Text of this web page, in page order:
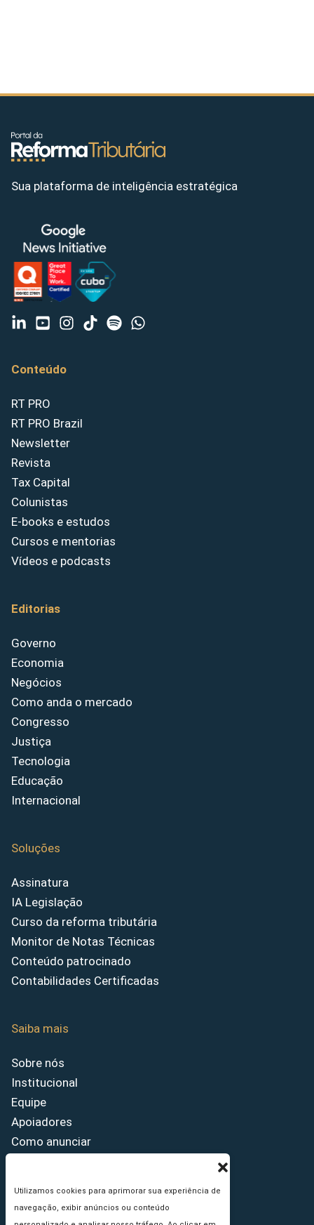
Utilizamos cookies para aprimorar sua experiência de
navegação, exibir anúncios ou conteúdo
Sua plataforma de inteligência estratégica
Conteúdo
RT PRO
RT PRO Brazil
Newsletter
Revista
Tax Capital
Colunistas
E-books e estudos
Cursos e mentorias
Vídeos e podcasts
Editorias
Governo
Economia
Negócios
Como anda o mercado
Congresso
Justiça
Tecnologia
Educação
Internacional
Soluções
Assinatura
IA Legislação
Curso da reforma tributária
Monitor de Notas Técnicas
Conteúdo patrocinado
Contabilidades Certificadas
Saiba mais
Sobre nós
Institucional
Equipe
Apoiadores
Como anunciar
Princípios Editoriais